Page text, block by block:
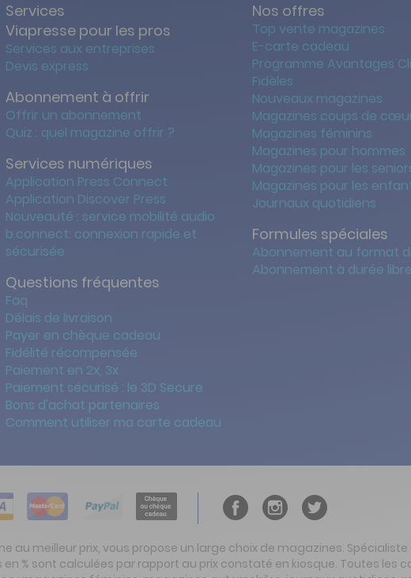
Services
Viapresse pour les pros
Services aux entreprises
Devis express
Abonnement à offrir
Offrir un abonnement
Quiz : quel magazine offrir ?
Services numériques
Application Press Connect
Application Discover Press
Nouveauté : service mobilité audio
b.connect: connexion rapide et
sécurisée
Questions fréquentes
Faq
Délais de livraison
Payer en chèque cadeau
Fidélité récompensée
Paiement en 2x, 3x
Paiement sécurisé : le 3D Secure
Bons d'achat partenaires
Comment utiliser ma carte cadeau
Nos offres
Top vente magazines
E-carte cadeau
Programme Avantages
Fidèles
Nouveaux magazines
Magazines coups de
Magazines féminins
Magazines pour hommes
Magazines pour les
Magazines pour les
Journaux quotidiens
Formules spéciales
Abonnement au format
Abonnement à durée libre
au meilleur prix, vous propose un large choix de magazines.
% sont calculées par rapport au prix constaté en kiosque. Toutes